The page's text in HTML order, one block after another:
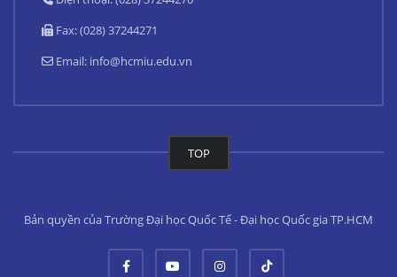
Fax: (028) 37244271
Email: info@hcmiu.edu.vn
TOP
Bản quyền của Trường Đại học Quốc Tế - Đại học Quốc gia TP.HCM